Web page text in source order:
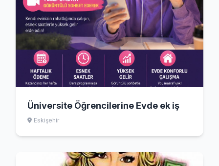
Üniversite Öğrencilerine Evde ek iş
Eskişehir